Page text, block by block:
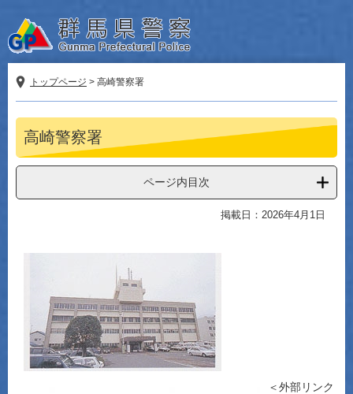
ー
ジ
の
ニ
ュ
ー
トップページ > 高崎警察署
文高崎警察署
ページ内目次
掲載日：2026年4月1日
＜外部リンク